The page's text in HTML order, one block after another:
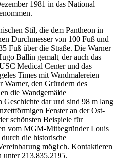
1981 in das National
Stil, die dem Pantheon in
Durchmesser von 100 Fuß und
Fuß über die Straße. Die Warner
Ballin gemalt, der auch das
Medical Center und das
Times mit Wandmalereien
Warner, den Gründern des
die Wandgemälde
Geschichte dar und sind 98 m lang
Fenster an der Ost-
schönsten Beispiele für
vom MGM-Mitbegründer Louis
die historische
möglich. Kontaktieren
unter 213.835.2195.